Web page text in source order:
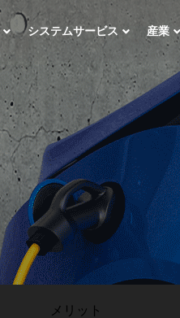
システムサービス 産業
メリット